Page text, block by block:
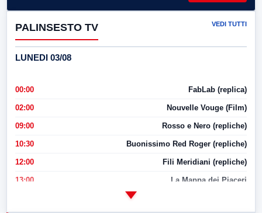
PALINSESTO TV VEDI TUTTI
LUNEDI 03/08
00:00 FabLab (replica)
02:00 Nouvelle Vouge (Film)
09:00 Rosso e Nero (repliche)
10:30 Buonissimo Red Roger (repliche)
12:00 Fili Meridiani (repliche)
13:00 La Mappa dei Piaceri